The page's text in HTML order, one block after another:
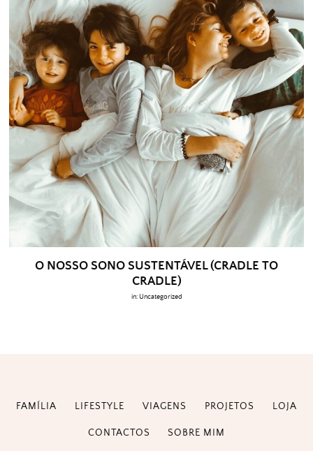
O NOSSO SONO SUSTENTÁVEL (CRADLE TO
CRADLE)
in: Uncategorized
FAMÍLIA LIFESTYLE VIAGENS PROJETOS LOJA
CONTACTOS SOBRE MIM